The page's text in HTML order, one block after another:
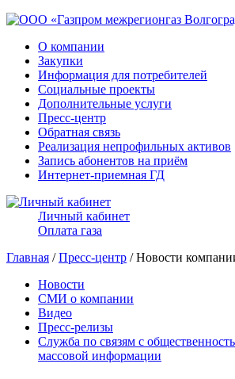
О компании
Закупки
Информация для потребителей
Социальные проекты
Дополнительные услуги
Пресс-центр
Обратная связь
Реализация непрофильных активов
Запись абонентов на приём
Интернет-приемная ГД
Личный кабинет
Оплата газа
Главная /Пресс-центр / Новости
Новости
СМИ о компании
Видео
Пресс-релизы
Служба по связям с
массовой информации